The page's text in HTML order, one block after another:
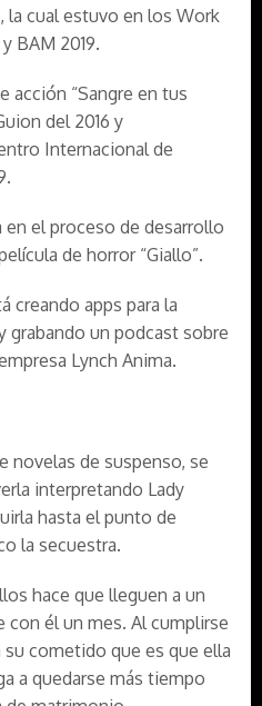
la cual estuvo en los Work
BAM 2019.
acción “Sangre en tus
del 2016 y
Internacional de
el proceso de desarrollo
de horror “Giallo”.
creando apps para la
grabando un podcast sobre
Lynch Anima.
novelas de suspenso, se
interpretando Lady
hasta el punto de
la secuestra.
hace que lleguen a un
con él un mes. Al cumplirse
cometido que es que ella
a quedarse más tiempo